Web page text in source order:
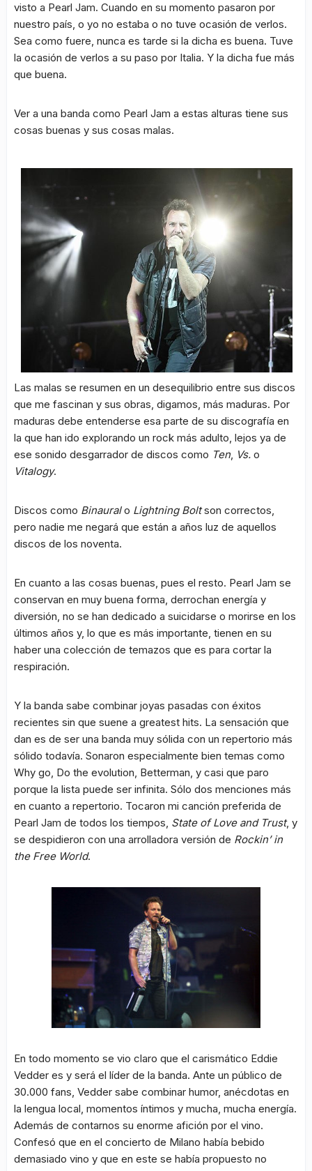
visto a Pearl Jam. Cuando en su momento pasaron por
nuestro país, o yo no estaba o no tuve ocasión de verlos.
Sea como fuere, nunca es tarde si la dicha es buena. Tuve
la ocasión de verlos a su paso por Italia. Y la dicha fue más
que buena.
Ver a una banda como Pearl Jam a estas alturas tiene sus
cosas buenas y sus cosas malas.
Las malas se resumen en un desequilibrio entre sus discos
que me fascinan y sus obras, digamos, más maduras. Por
maduras debe entenderse esa parte de su discografía en
la que han ido explorando un rock más adulto, lejos ya de
ese sonido desgarrador de discos como Ten, Vs. o
Vitalogy.
Discos como Binauralo Lightning Boltson correctos,
pero nadie me negará que están a años luz de aquellos
discos de los noventa.
En cuanto a las cosas buenas, pues el resto. Pearl Jam se
conservan en muy buena forma, derrochan energía y
diversión, no se han dedicado a suicidarse o morirse en los
últimos años y, lo que es más importante, tienen en su
haber una colección de temazos que es para cortar la
respiración.
Y la banda sabe combinar joyas pasadas con éxitos
recientes sin que suene a greatest hits. La sensación que
dan es de ser una banda muy sólida con un repertorio más
sólido todavía. Sonaron especialmente bien temas como
Why go, Do the evolution, Betterman, y casi que paro
porque la lista puede ser infinita. Sólo dos menciones más
en cuanto a repertorio. Tocaron mi canción preferida de
Pearl Jam de todos los tiempos, State of Love and Trust, y
se despidieron con una arrolladora versión de Rockin’ in
the Free World.
En todo momento se vio claro que el carismático Eddie
Vedder es y será el líder de la banda. Ante un público de
30.000 fans, Vedder sabe combinar humor, anécdotas en
la lengua local, momentos íntimos y mucha, mucha energía.
Además de contarnos su enorme afición por el vino.
Confesó que en el concierto de Milano había bebido
demasiado vino y que en este se había propuesto no